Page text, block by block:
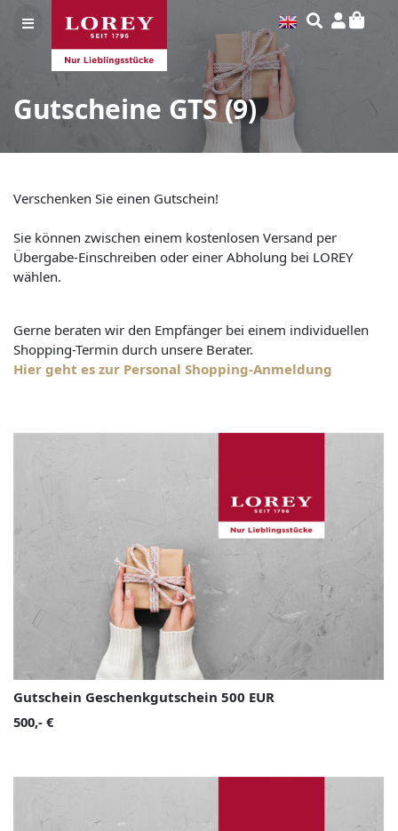
Gutscheine GTS(9)
Verschenken Sie einen Gutschein!
Sie können zwischen einem kostenlosen Versand per
Übergabe-Einschreiben oder einer Abholung bei LOREY
wählen.
Gerne beraten wir den Empfänger bei einem individuellen
Shopping-Termin durch unsere Berater.
Hier geht es zur Personal Shopping-Anmeldung
Gutschein Geschenkgutschein 500 EUR
500,- €